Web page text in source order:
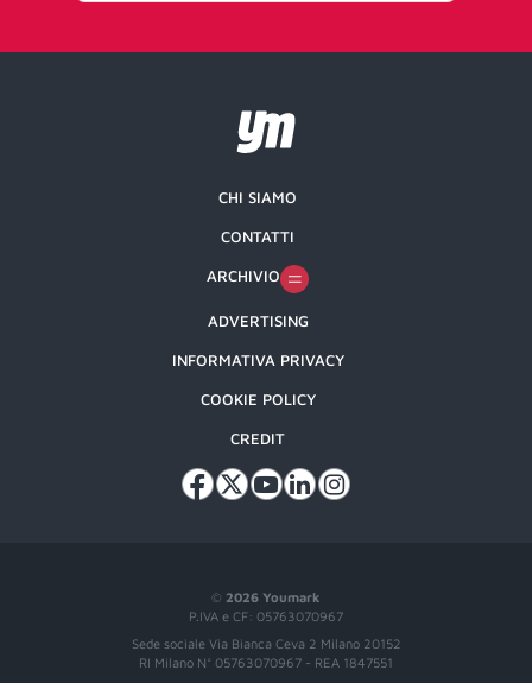
© 2026 Youmark
P.IVA e CF: 05763070967
Sede sociale Via Bianca Ceva 2 Milano 20152
RI Milano N° 05763070967 - REA 1847551
CHI SIAMO
CONTATTI
ARCHIVIO
ADVERTISING
INFORMATIVA PRIVACY
COOKIE POLICY
CREDIT